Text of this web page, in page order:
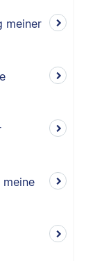
meiner